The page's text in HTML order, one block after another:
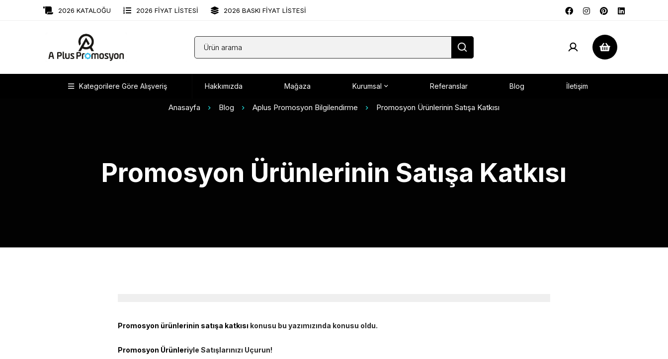
2026 KATALOĞU 2026 FİYAT LİSTESİ 2026 BASKI FİYAT LİSTESİ
Kategorilere Göre Alışveriş Hakkımızda Mağaza Kurumsal Referanslar Blog İletişim
Anasayfa Blog Aplus Promosyon Bilgilendirme Promosyon Ürünlerinin Satışa Katkısı
Promosyon Ürünlerinin Satışa Katkısı
Promosyon ürünlerinin satışa katkısı konusu bu yazımızında konusu oldu.
Promosyon Ürünleriyle Satışlarınızı Uçurun!